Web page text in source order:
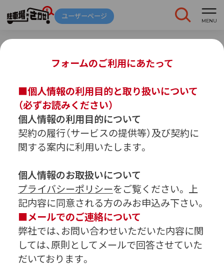
フォームのご利用にあたって
■個人情報の利用目的と取り扱いについて
（必ずお読みください）
個人情報の利用目的について
契約の履行（サービスの提供等）及び契約に
関する案内に利用いたします。
個人情報のお取扱いについて
プライバシーポリシーをご覧ください。 上
記内容に同意される方のみお申込み下さい。
■メールでのご連絡について
弊社では、お問い合わせいただいた内容に関
しては、原則としてメールで回答させていた
だいております。
オーダーメイド開発
お問い合わせフォーム
お客様の
基本情報
ご希望
の条件
入力内容
お客様の基本情報
解約
車庫証明
発行
トラブル
報告
ご契約中の駐車場ページのボタン